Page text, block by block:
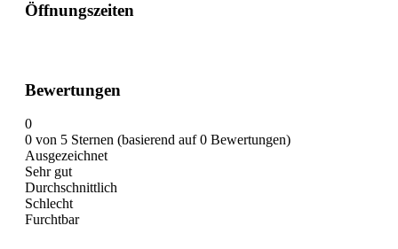
Öffnungszeiten
Bewertungen
0
0 von 5 Sternen (basierend auf 0 Bewertungen)
Ausgezeichnet
Sehr gut
Durchschnittlich
Schlecht
Furchtbar